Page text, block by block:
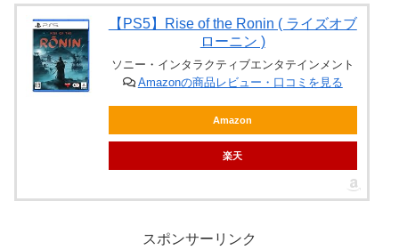
【PS5】Rise of the Ronin ( ライズオブ
ローニン )
ソニー・インタラクティブエンタテインメント
Amazonの商品レビュー・口コミを見る
Amazon
楽天
スポンサーリンク